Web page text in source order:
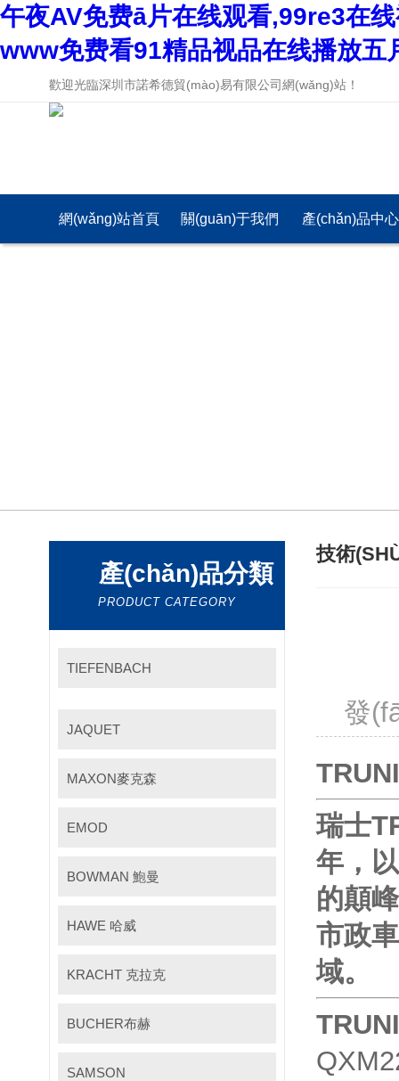
午夜AV免费ā片在线观看,99re3在
www免费看91精品视品在线播放五
歡迎光臨深圳市諾希德貿(mào)易有限公司網(wǎng)站！
網(wǎng)站首頁 關(guān)于我們 產(chǎn)品中心
產(chǎn)品分類
PRODUCT CATEGORY
TIEFENBACH
JAQUET
MAXON麥克森
EMOD
BOWMAN 鮑曼
HAWE 哈威
KRACHT 克拉克
BUCHER布赫
SAMSON
技術
發
瑞士
年
的顛
市政
域。